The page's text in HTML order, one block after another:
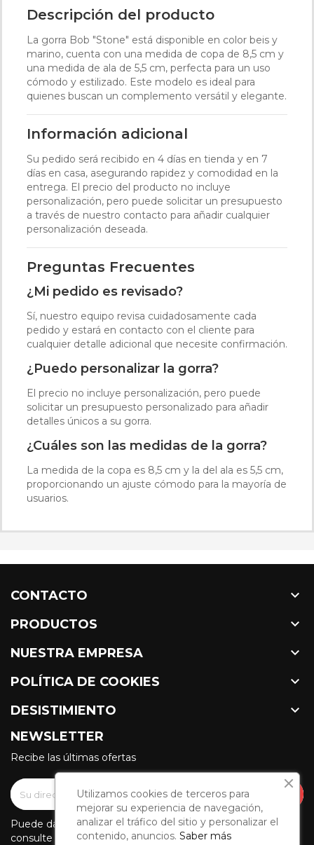
Descripción del producto
La gorra Bob "Stone" está disponible en color beis y
marino, cuenta con una medida de copa de 8,5 cm y
una medida de ala de 5,5 cm, perfecta para un uso
cómodo y estilizado. Este modelo es ideal para
quienes buscan un complemento versátil y elegante.
Información adicional
Su pedido será recibido en 4 días en tienda y en 7
días en casa, asegurando rapidez y comodidad en la
entrega. El precio del producto no incluye
personalización, pero puede solicitar un presupuesto
a través de nuestro contacto para añadir cualquier
personalización deseada.
Preguntas Frecuentes
¿Mi pedido es revisado?
Sí, nuestro equipo revisa cuidadosamente cada
pedido y estará en contacto con el cliente para
cualquier detalle adicional que necesite confirmación.
¿Puedo personalizar la gorra?
El precio no incluye personalización, pero puede
solicitar un presupuesto personalizado para añadir
detalles únicos a su gorra.
¿Cuáles son las medidas de la gorra?
La medida de la copa es 8,5 cm y la del ala es 5,5 cm,
proporcionando un ajuste cómodo para la mayoría de
usuarios.
CONTACTO 
PRODUCTOS 
NUESTRA EMPRESA 
POLÍTICA DE COOKIES 
DESISTIMIENTO 
NEWSLETTER
Recibe las últimas ofertas
Puede darse de baja en cualquier momento. Para ello,
consulte nuestra información de contacto en el aviso legal.
Utilizamos cookies de terceros para
mejorar su experiencia de navegación,
analizar el tráfico del sitio y personalizar el
contenido, anuncios. Saber más